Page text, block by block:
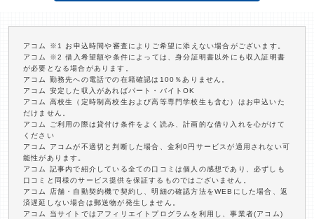
アコム ※1 お申込時間や審査によりご希望に添えない場合がございます。
アコム ※2 借入希望額や条件によっては、身分証明書以外にも収入証明書
が必要となる場合があります。
アコム 勤務先への電話での在籍確認は100％ありません。
アコム 安定した収入があればパート・バイトOK
アコム 高校生（定時制高校生および高等専門学校生も含む）はお申込いた
だけません。
アコム ご利用の際は貸付け条件をよく読み、計画的な借り入れを心がけて
ください
アコム アコムが不適切と判断した場合、金利0円サービスが適用されない可
能性があります。
アコム 記事内で紹介している全ての口コミは個人の感想であり、必ずしも
口コミと同様のサービス提供を保証するものではございません。
アコム 店舗・自動契約機で契約し、明細の確認方法をWEBにした場合、返
済遅延しない場合は郵送物が発生しません。
アコム 当サイトではアフィリエイトプログラムを利用し、事業者(アコム)